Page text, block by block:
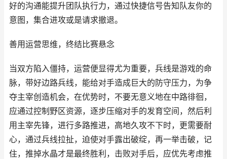
好的沟通能提升团队执行力，通过快捷信号告知队友你的
意图，集合进攻或是请求撤退。
善用运营思维，终结比赛悬念
当双方陷入僵持，运营便显得尤为重要，兵线是游戏的命
脉，带好边路兵线，能给对手造成巨大的防守压力，为争
夺主宰创造机会，在优势时，不要无意义地在中路徘徊，
应通过控制野区资源，逐步压缩对手的发育空间，然后利
用主宰先锋，进行多路推进，高地久攻不下时，更需要耐
心，通过兵线拉扯，迫使对手露出破绽，再一举击破，记
住，推掉水晶才是最终胜利，击败对手后，应优先考虑推